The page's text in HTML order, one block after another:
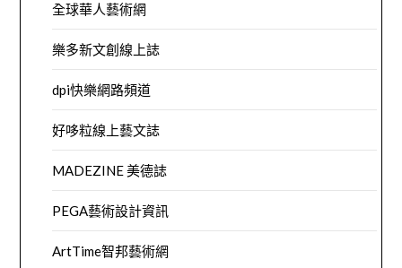
全球華人藝術網
樂多新文創線上誌
dpi快樂網路頻道
好哆粒線上藝文誌
MADEZINE 美德誌
PEGA藝術設計資訊
ArtTime智邦藝術網